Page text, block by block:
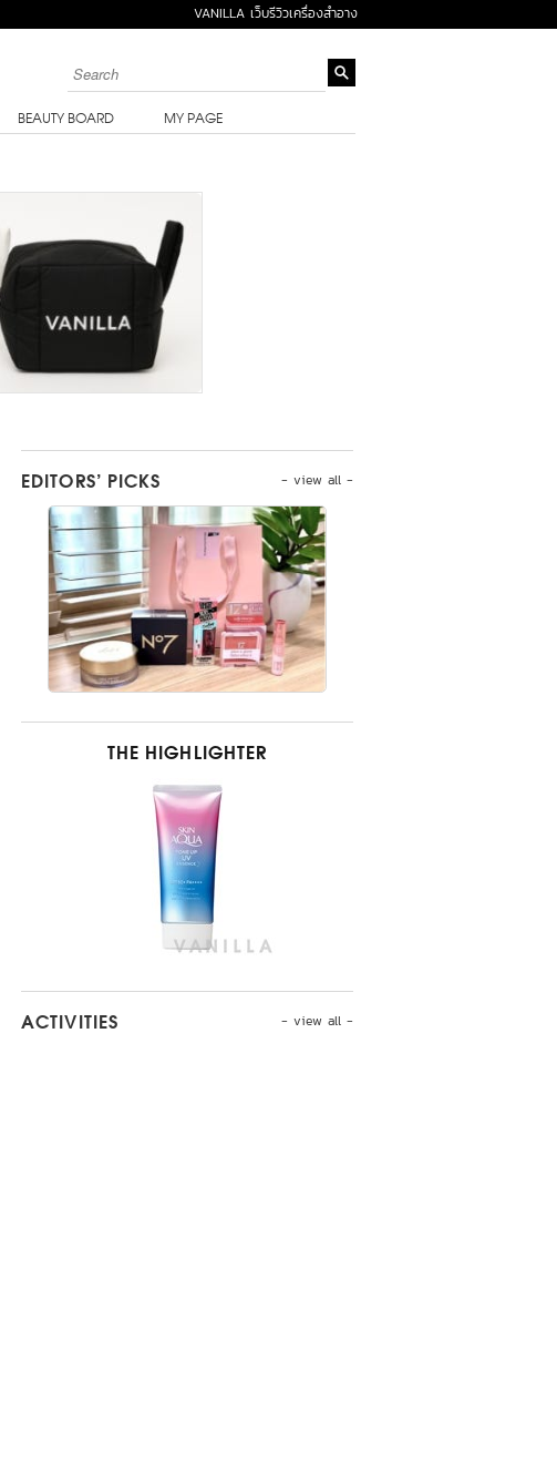
VANILLA เว็บรีวิวเครื่องสำอาง
BEAUTY BOARD MY PAGE
- view all -
EDITORS’ PICKS
THE HIGHLIGHTER
- view all -
ACTIVITIES